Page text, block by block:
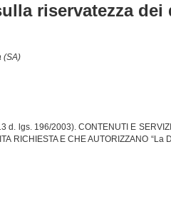
riservatezza dei
(SA)
d. lgs. 196/2003). CONTENUTI E
RICHIESTA E CHE AUTORIZZANO “La